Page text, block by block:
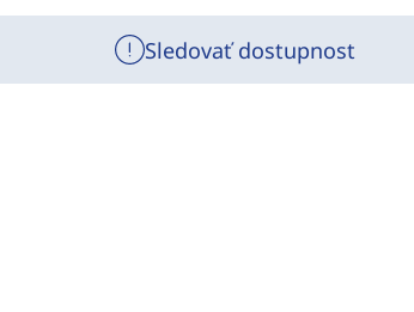
Sledovať dostupnost